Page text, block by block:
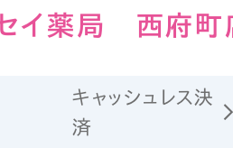
イ薬局 西府町
キャッシュレス決
済